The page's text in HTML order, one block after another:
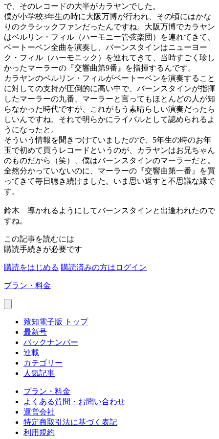
で、そのレコードの大半がカラヤンでした。
僕が小学校3年生の時に大阪万博が行われ、その頃にはかな
りのクラシックファンだったんですね。大阪万博でカラヤン
はベルリン・フィル（ハーモニー管弦楽団）を連れてきて、
ベートーベン全曲を演奏し、バーンスタインはニューヨー
ク・フィル（ハーモニック）を連れてきて、当時すごく珍し
かったマーラーの『交響曲第9番』を指揮するんです。
カラヤンのベルリン・フィルがベートーベンを演奏すること
に対しての支持が圧倒的に高い中で、バーンスタインが指揮
したマーラーの九番、マーラーと言ってもほとんどの人が知
らなかった時代ですが、これがもう素晴らしい演奏だったら
しいんですね。それで明らかにライバルとして認められるよ
うになったと。
そういう情報を聞きつけていましたので、5年生の時のお年
玉で初めて買うレコードというのが、カラヤンはお兄ちゃん
のものだから（笑）、僕はバーンスタインのマーラーだと。
全然分かっていないのに、マーラーの『交響曲第一番』を買
ってきて毎日聴き続けました。いま思い返すと不思議な縁で
す。
鈴木 導かれるようにしてバーンスタインと出逢われたので
すね。
この記事を読むには
購読手続きが必要です
購読をはじめる 購読済みの方はログイン
プラン・料金
致知電子版 トップ
最新号
バックナンバー
連載
カテゴリー
人気記事
プラン・料金
よくある質問・お問い合わせ
運営会社
特定商取引法に基づく表記
利用規約